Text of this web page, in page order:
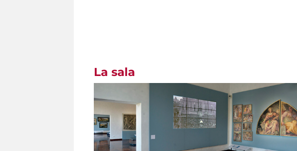
La sala